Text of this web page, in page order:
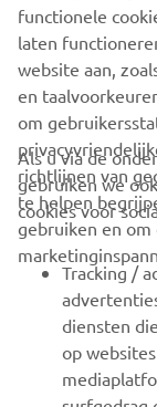
presteren in de
binnenkort meer
CORPORATE
VOOR
MEER
functionele
laten
website aan,
en
om
richtlijnen van
te helpen
gebruiken en
Als u via de
gebruiken we
cookies voor
Tracking /
diensten
op